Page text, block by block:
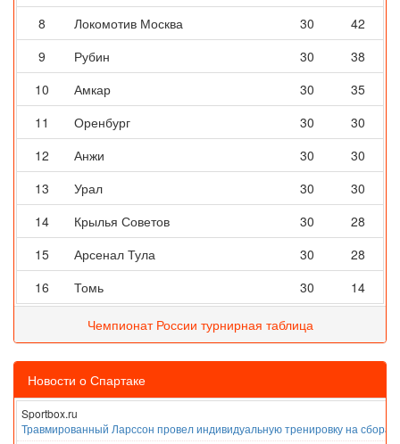
8
Локомотив Москва 30
42
9
Рубин 30
38
10
Амкар 30
35
11
Оренбург 30
30
12
Анжи 30
30
13
Урал 30
30
14
Крылья Советов 30
28
15
Арсенал Тула 30
28
16
Томь 30 14
Чемпионат России турнирная таблица
Новости о Спартаке
Sportbox.ru
Травмированный Ларссон провел индивидуальную тренировку на